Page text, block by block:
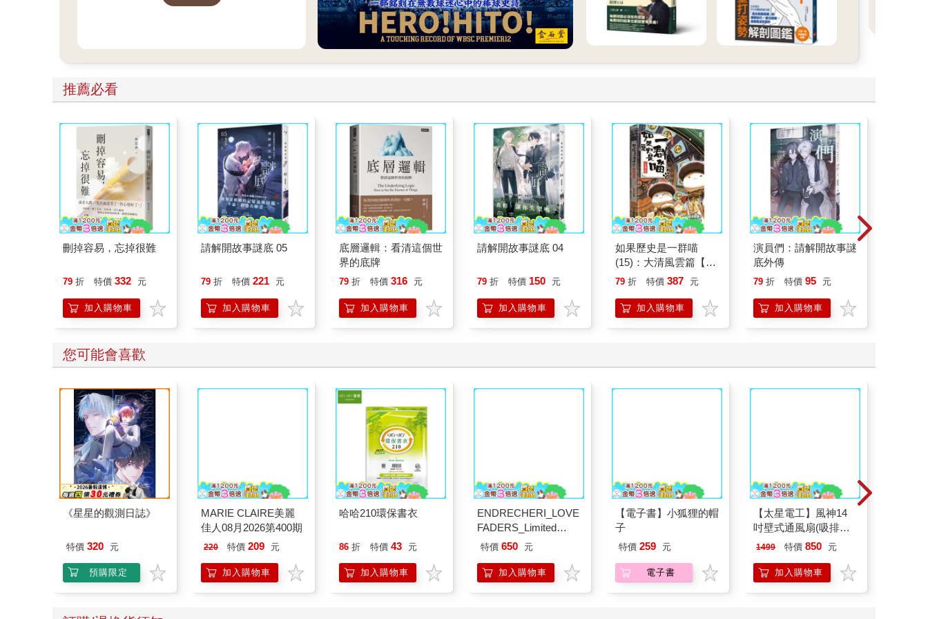
推薦必看
刪掉容易，忘掉很難
79 折 特價 332 元
加入購物車
請解開故事謎底 05
79 折 特價 221 元
加入購物車
底層邏輯：看清這個世
界的底牌
79 折 特價 316 元
加入購物車
請解開故事謎底 04
79 折 特價 150 元
加入購物車
如果歷史是一群喵
(15)：大清風雲篇【萌
貓漫畫學歷史】
79 折 特價 387 元
加入購物車
演員們：請解開故事謎
底外傳
79 折 特價 95 元
加入購物車
您可能也需要
minini SuperCard名牌
託代銷】
特價 179 元
加入購物車
【日本 maruman】
sketch book B4 素描
本 繪圖本 空白繪圖本
65 折 特價 389 元
加入購物車
穎寶蒜味花生/蒜頭味
89 折 特價 758 元
加入購物車
北極熊美紋遮蔽膠帶
18mm×30y藍
88 折 特價 63
加入購物車
哆啦A夢大臉娃娃
Supercard拉繩造型悠
遊卡【受託代銷】
特價 499 元
加入購物車
百樂果汁筆0.5 PURE
聯名 4色組(限量)
8 折 特價 144 元
加入購物車